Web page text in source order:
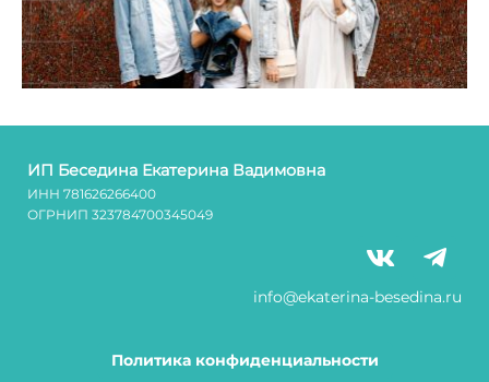
ИП Беседина Екатерина Вадимовна
ИНН 781626266400
ОГРНИП 323784700345049
info@ekaterina-besedina.ru
Политика конфиденциальности